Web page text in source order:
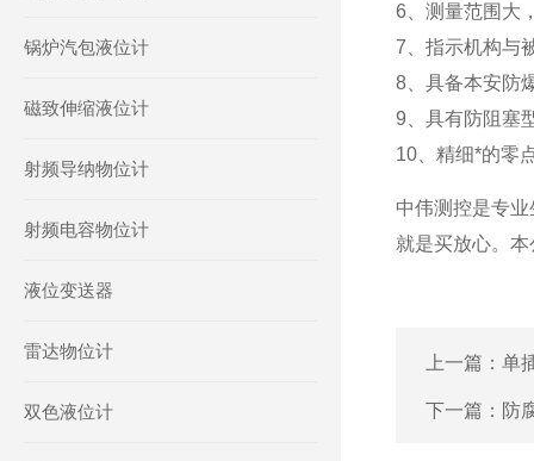
锅炉汽包液位计
磁致伸缩液位计
射频导纳物位计
射频电容物位计
液位变送器
雷达物位计
双色液位计
6、测量范围大
7、指示机构与
8、具备本安防
9、具有防阻塞
10、精细*的零
中伟测控是专
就是买放心。
上一篇： 单
下一篇： 防